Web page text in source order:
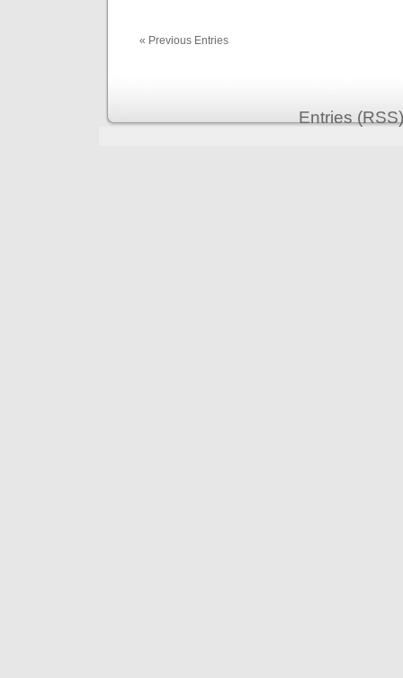
« Previous Entries
Entries (RSS)